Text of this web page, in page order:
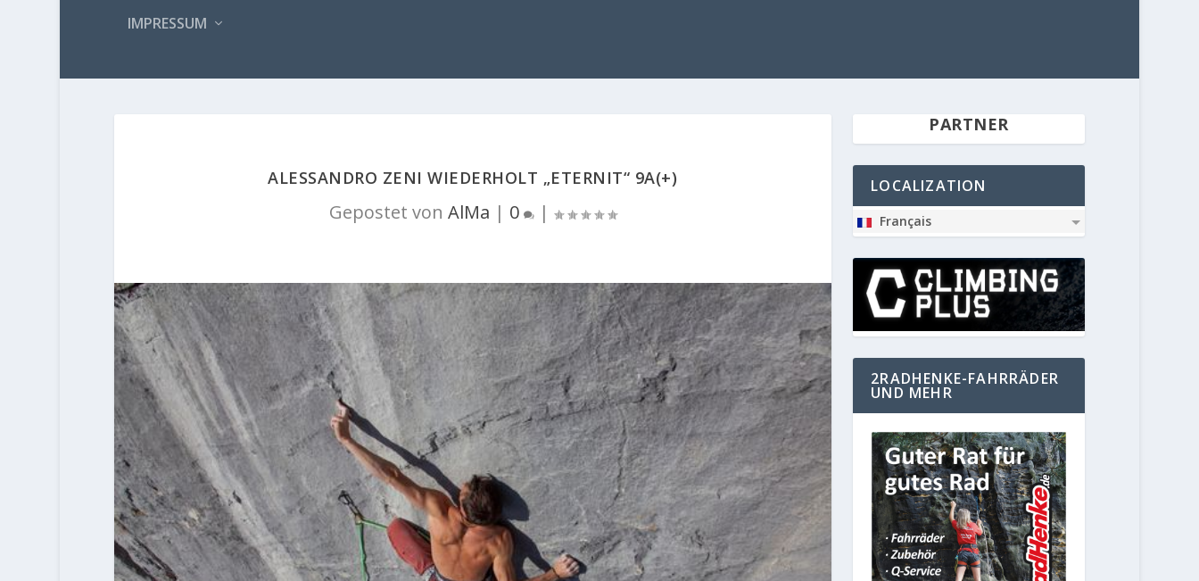
IMPRESSUM
ALESSANDRO ZENI WIEDERHOLT „ETERNIT“ 9A(+)
Gepostet von AlMa | 0 |
PARTNER
LOCALIZATION
Français
2RADHENKE-FAHRRÄDER
UND MEHR